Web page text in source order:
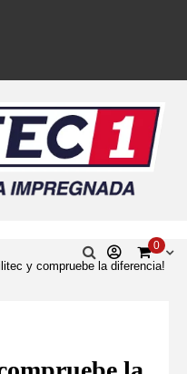
0
y compruebe la diferencia!